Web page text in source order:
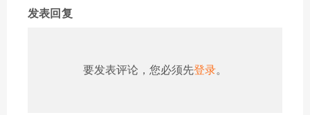
发表回复
要发表评论，您必须先登录。